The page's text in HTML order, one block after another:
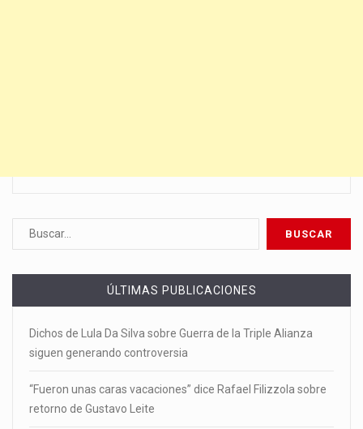
ÚLTIMAS PUBLICACIONES
Dichos de Lula Da Silva sobre Guerra de la Triple Alianza
siguen generando controversia
“Fueron unas caras vacaciones” dice Rafael Filizzola sobre
retorno de Gustavo Leite